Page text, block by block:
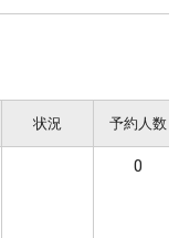
状況 予約人数
0